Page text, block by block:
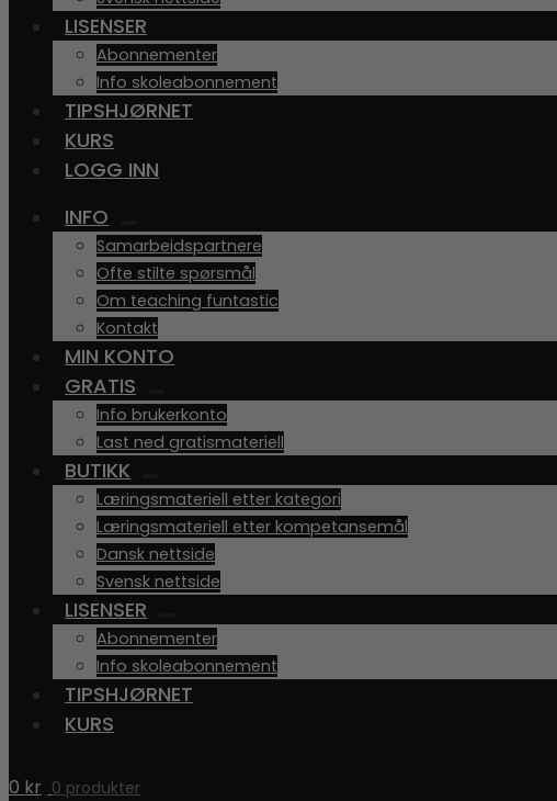
LISENSER
Abonnementer
Info skoleabonnement
TIPSHJØRNET
KURS
LOGG INN
INFO
UTVID
UNDERMENY
Samarbeidspartnere
Ofte stilte spørsmål
Om teaching funtastic
Kontakt
MIN KONTO
GRATIS
UTVID
UNDERMENY
Info brukerkonto
Last ned gratismateriell
BUTIKK
UTVID
UNDERMENY
Læringsmateriell etter kategori
Læringsmateriell etter kompetansemål
Dansk nettside
Svensk nettside
LISENSER
UTVID
UNDERMENY
Abonnementer
Info skoleabonnement
TIPSHJØRNET
KURS
0 kr 0 produkter